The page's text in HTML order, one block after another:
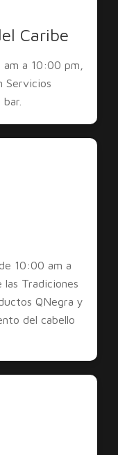
Caribe
a 10:00 pm,
Servicios
10:00 am a
Tradiciones
QNegra y
del cabello